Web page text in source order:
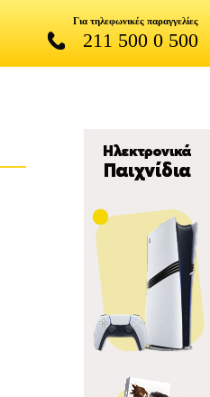
Για τηλεφωνικές παραγγελίες
211 500 0 500